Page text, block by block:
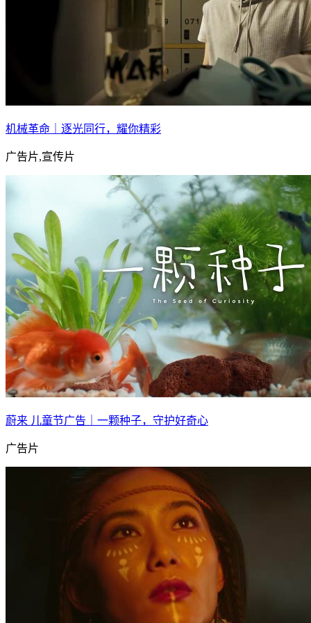
机械革命｜逐光同行，耀你精彩
广告片,宣传片
蔚来 儿童节广告｜一颗种子，守护好奇心
广告片